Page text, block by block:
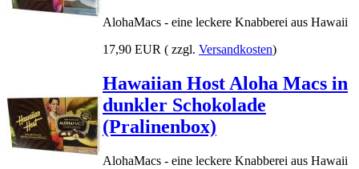
AlohaMacs - eine leckere Knabberei aus Hawaii
17,90 EUR ( zzgl. Versandkosten)
Hawaiian Host Aloha Macs in
dunkler Schokolade
(Pralinenbox)
AlohaMacs - eine leckere Knabberei aus Hawaii